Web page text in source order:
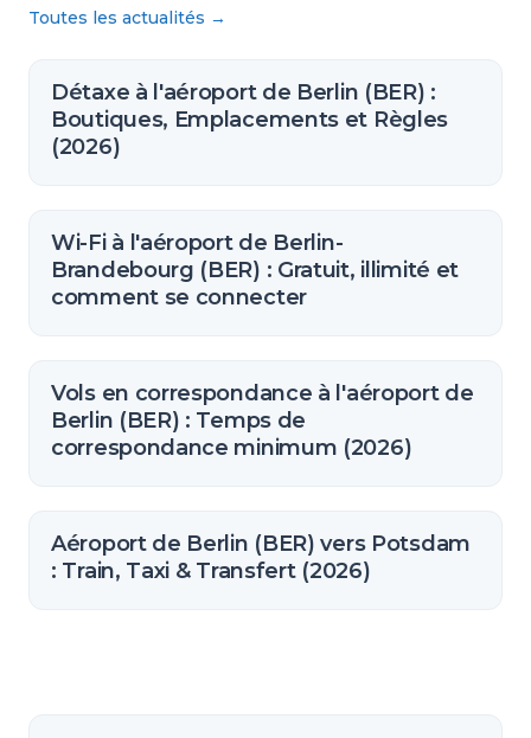
Toutes les actualités →
Détaxe à l'aéroport de Berlin (BER) :
Boutiques, Emplacements et Règles
(2026)
Wi-Fi à l'aéroport de Berlin-
Brandebourg (BER) : Gratuit, illimité et
comment se connecter
Vols en correspondance à l'aéroport de
Berlin (BER) : Temps de
correspondance minimum (2026)
Aéroport de Berlin (BER) vers Potsdam
: Train, Taxi & Transfert (2026)